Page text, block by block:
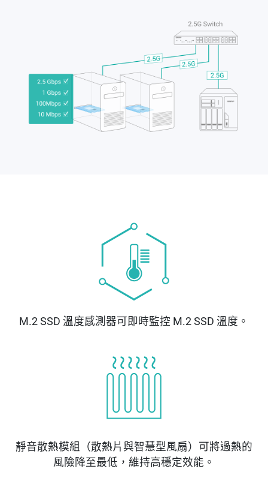
M.2 SSD 溫度感測器可即時監控 M.2 SSD 溫度。
靜音散熱模組（散熱片與智慧型風扇）可將過熱的
風險降至最低，維持高穩定效能。